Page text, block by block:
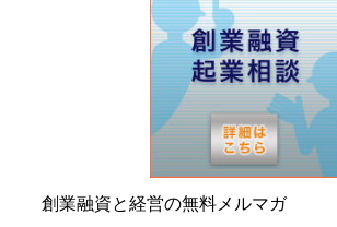
創業融資と経営の無料メルマガ